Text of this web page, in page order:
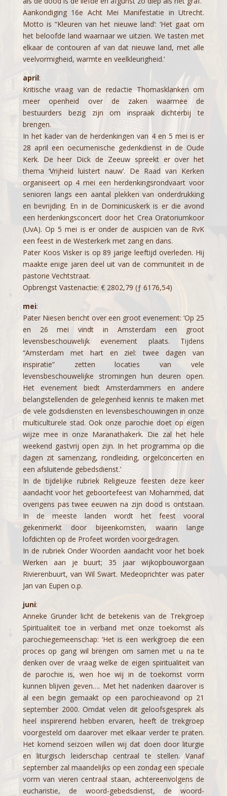
Aankondiging 16e Acht Mei Manifestatie in Utrecht.
Motto is “Kleuren van het nieuwe land’: ‘Het gaat om
het beloofde land waarnaar we uitzien. We tasten met
elkaar de contouren af van dat nieuwe land, met alle
veelvormigheid, warmte en veelkleurigheid.’
april:
Kritische vraag van de redactie Thomasklanken om
meer openheid over de zaken waarmee de
bestuurders bezig zijn om inspraak dichterbij te
brengen.
In het kader van de herdenkingen van 4 en 5 mei is er
28 april een oecumenische gedenkdienst in de Oude
Kerk. De heer Dick de Zeeuw spreekt er over het
thema ‘Vrijheid luistert nauw’. De Raad van Kerken
organiseert op 4 mei een herdenkingsrondvaart voor
senioren langs een aantal plekken van onderdrukking
en bevrijding. En in de Dominicuskerk is er die avond
een herdenkingsconcert door het Crea Oratoriumkoor
(UvA). Op 5 mei is er onder de auspiciën van de RvK
een feest in de Westerkerk met zang en dans.
Pater Koos Visker is op 89 jarige leeftijd overleden. Hij
maakte enige jaren deel uit van de communiteit in de
pastorie Vechtstraat.
Opbrengst Vastenactie: € 2802,79 (ƒ 6176,54)
mei:
Pater Niesen bericht over een groot evenement: ‘Op 25
en 26 mei vindt in Amsterdam een groot
levensbeschouwelijk evenement plaats. Tijdens
“Amsterdam met hart en ziel: twee dagen van
inspiratie” zetten locaties van vele
levensbeschouwelijke stromingen hun deuren open.
Het evenement biedt Amsterdammers en andere
belangstellenden de gelegenheid kennis te maken met
de vele godsdiensten en levensbeschouwingen in onze
multiculturele stad. Ook onze parochie doet op eigen
wijze mee in onze Maranathakerk. Die zal het hele
weekend gastvrij open zijn. In het programma op die
dagen zit samenzang, rondleiding, orgelconcerten en
een afsluitende gebedsdienst.’
In de tijdelijke rubriek Religieuze feesten deze keer
aandacht voor het geboortefeest van Mohammed, dat
overigens pas twee eeuwen na zijn dood is ontstaan.
In de meeste landen wordt het feest vooral
gekenmerkt door bijeenkomsten, waarin lange
lofdichten op de Profeet worden voorgedragen.
In de rubriek Onder Woorden aandacht voor het boek
Werken aan je buurt; 35 jaar wijkopbouworgaan
Rivierenbuurt, van Wil Swart. Medeoprichter was pater
Jan van Eupen o.p.
juni:
Anneke Grunder licht de betekenis van de Trekgroep
Spiritualiteit toe in verband met onze toekomst als
parochiegemeenschap: ‘Het is een werkgroep die een
proces op gang wil brengen om samen met u na te
denken over de vraag welke de eigen spiritualiteit van
de parochie is, wen hoe wij in de toekomst vorm
kunnen blijven geven…. Met het nadenken daarover is
al een begin gemaakt op een parochieavond op 21
september 2000. Omdat velen dit geloofsgesprek als
heel inspirerend hebben ervaren, heeft de trekgroep
voorgesteld om daarover met elkaar verder te praten.
Het komend seizoen willen wij dat doen door liturgie
en liturgisch leiderschap centraal te stellen. Vanaf
september zal maandelijks op een zondag een speciale
vorm van vieren centraal staan, achtereenvolgens de
eucharistie, de woord-gebedsdienst, de woord-